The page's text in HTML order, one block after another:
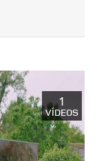
1
VÍDEOS